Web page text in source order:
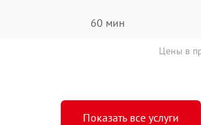
60 мин
Цены в
Показать все услуги